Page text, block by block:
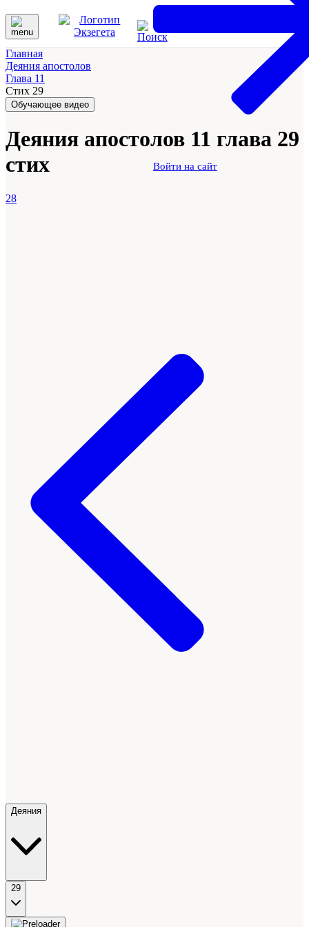
Войти на сайт
Главная
Деяния апостолов
Глава 11
Стих 29
Обучающее видео
Деяния апостолов 11 глава 29
стих
28
Деяния
29